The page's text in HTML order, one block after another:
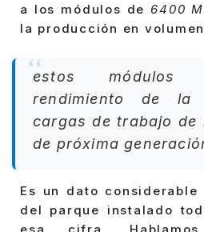
a los módulos de 6400
la producción en
estos módulos
rendimiento de la
cargas de trabajo de
de próxima
Es un dato
del parque instalado